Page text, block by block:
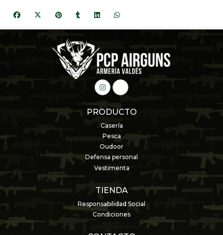
PRODUCTO
Casería
Pesca
Oudoor
Defensa personal
Vestimenta
TIENDA
Responsabilidad Social
Condiciones